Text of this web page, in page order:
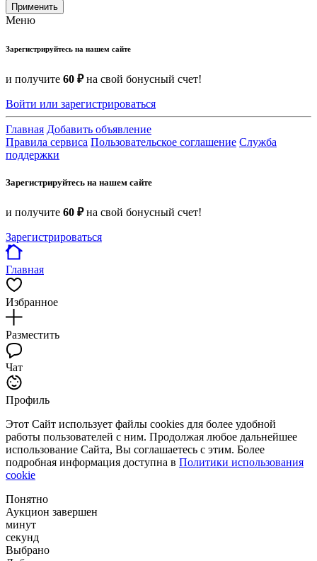
Применить
Меню
Зарегистрируйтесь на нашем сайте
и получите 60 ₽на свой бонусный счет!
Войти или зарегистрироваться
Главная Добавить объявление
Правила сервиса Пользовательское соглашение Служба
поддержки
Зарегистрируйтесь на нашем сайте
и получите 60 ₽на свой бонусный счет!
Зарегистрироваться
Главная
Избранное
Разместить
Чат
Профиль
Этот Сайт использует файлы cookies для более удобной
работы пользователей с ним. Продолжая любое дальнейшее
использование Сайта, Вы соглашаетесь с этим. Более
подробная информация доступна в Политики использования
cookie
Понятно
Аукцион завершен
минут
секунд
Выбрано